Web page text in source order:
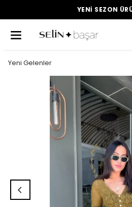
YENI SEZON
Yeni Gelenler